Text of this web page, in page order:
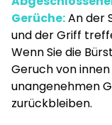
Gerüche:An der
und der Griff
Wenn Sie die
Geruch von
unangenehmen
zurückbleiben.